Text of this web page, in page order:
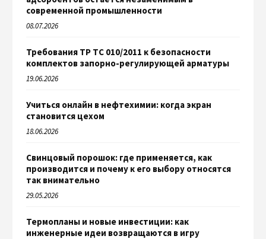
современной промышленности
08.07.2026
Требования ТР ТС 010/2011 к безопасности
комплектов запорно-регулирующей арматуры
19.06.2026
Учиться онлайн в нефтехимии: когда экран
становится цехом
18.06.2026
Свинцовый порошок: где применяется, как
производится и почему к его выбору относятся
так внимательно
29.05.2026
Термопланы и новые инвестиции: как
инженерные идеи возвращаются в игру